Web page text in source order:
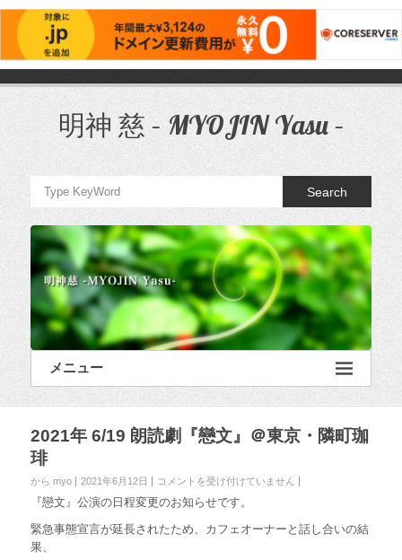
ス
明神 慈 – MYOJIN Yasu –
Search
メニュー
2021年 6/19 朗読劇『戀文』＠東京・隣町珈
琲
から myo 2021年6月12日
2
0
2
1
コメントを受け付けていません
『戀文』公演の日程変更のお知らせです。
緊急事態宣言が延長されたため、カフェオーナーと話し合いの結
果、